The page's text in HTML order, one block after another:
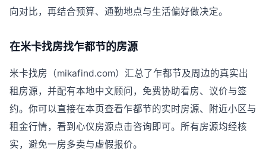
向对比，再结合预算、通勤地点与生活偏好做决定。
在米卡找房找乍都节的房源
米卡找房（mikafind.com）汇总了乍都节及周边的真实出
租房源，并配有本地中文顾问，免费协助看房、议价与签
约。你可以直接在本页查看乍都节的实时房源、附近小区与
租金行情，看到心仪房源点击咨询即可。所有房源均经核
实，避免一房多卖与虚假报价。